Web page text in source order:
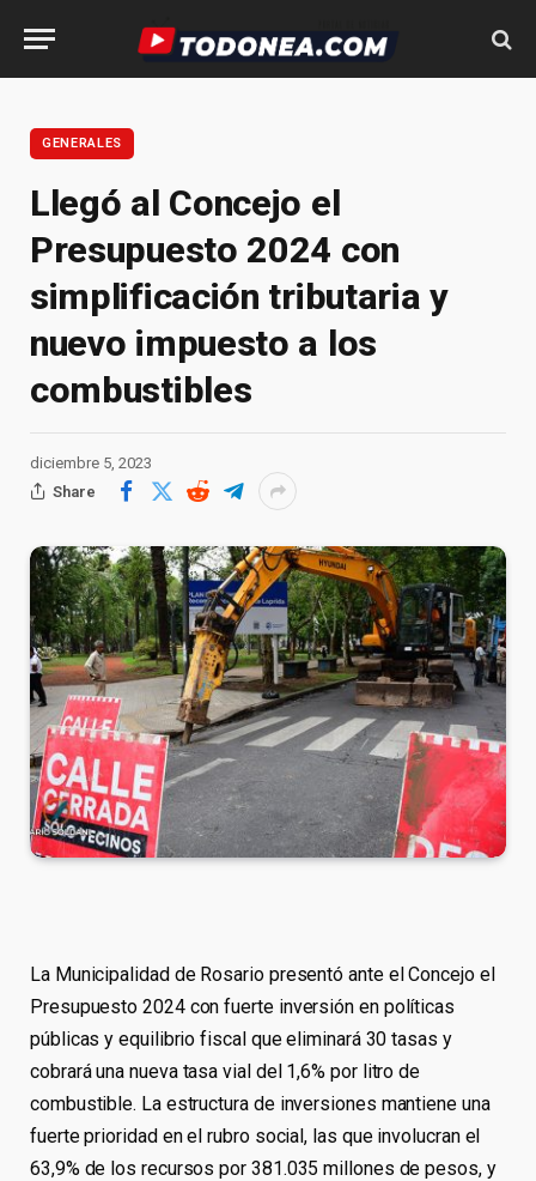
GENERALES
Llegó al Concejo el
Presupuesto 2024 con
simplificación tributaria y
nuevo impuesto a los
combustibles
diciembre 5, 2023
Share
La Municipalidad de Rosario presentó ante el Concejo el
Presupuesto 2024 con fuerte inversión en políticas
públicas y equilibrio fiscal que eliminará 30 tasas y
cobrará una nueva tasa vial del 1,6% por litro de
combustible. La estructura de inversiones mantiene una
fuerte prioridad en el rubro social, las que involucran el
63,9% de los recursos por 381.035 millones de pesos, y